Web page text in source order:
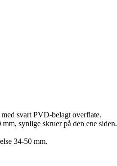
svart PVD-belagt overflate.
synlige skruer på den ene siden.
34-50 mm.